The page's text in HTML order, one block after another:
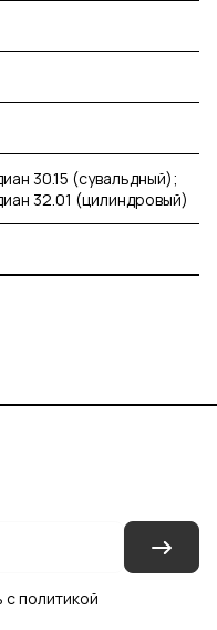
30.15 (сувальдный);
32.01 (цилиндровый)
сполитикой